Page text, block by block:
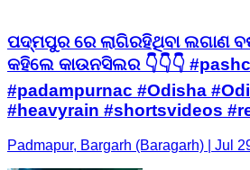
ପଦ୍ମପୁର ରେ ଲାଗିରହିଥିବା ଲଗାଣ
କହିଲେ କାଉନସିଲର 👇👇👇
#padampurnac #Odisha
#heavyrain #shortsvideos
Padmapur, Bargarh (Baragarh) | Jul